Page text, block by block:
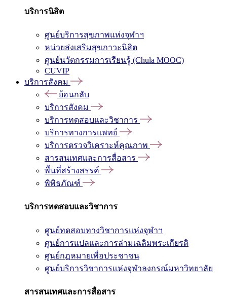
บริการนิสิต
ศูนย์บริการสุขภาพแห่งจุฬาฯ
หน่วยส่งเสริมสุขภาวะนิสิต
ศูนย์นวัตกรรมการเรียนรู้ (Chula MOOC)
CUVIP
บริการสังคม
ย้อนกลับ
บริการสังคม
บริการทดสอบและวิชาการ
บริการทางการแพทย์
บริการตรวจวิเคราะห์คุณภาพ
สารสนเทศและการสื่อสาร
พื้นที่สร้างสรรค์
พิพิธภัณฑ์
บริการทดสอบและวิชาการ
ศูนย์ทดสอบทางวิชาการแห่งจุฬาฯ
ศูนย์การแปลและการล่ามเฉลิมพระเกียรติ
ศูนย์กฎหมายเพื่อประชาชน
ศูนย์บริการวิชาการแห่งจุฬาลงกรณ์มหาวิทยาลัย
สารสนเทศและการสื่อสาร